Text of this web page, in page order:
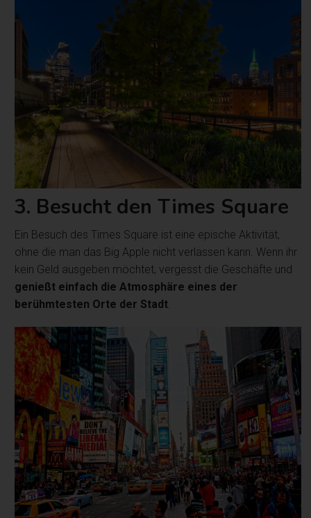
3. Besucht den Times Square
Ein Besuch des Times Square ist eine epische Aktivität,
ohne die man das Big Apple nicht verlassen kann. Wenn ihr
kein Geld ausgeben möchtet, vergesst die Geschäfte und
genießt einfach die Atmosphäre eines der
berühmtesten Orte der Stadt